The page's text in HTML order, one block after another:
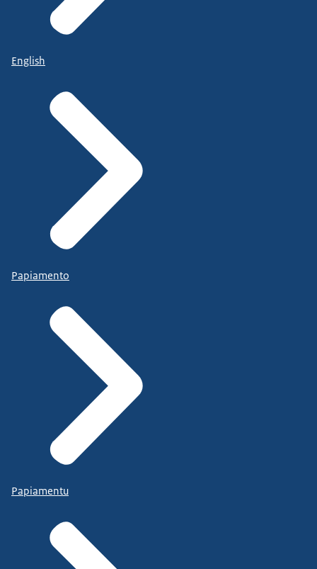
English
Papiamento
Papiamentu